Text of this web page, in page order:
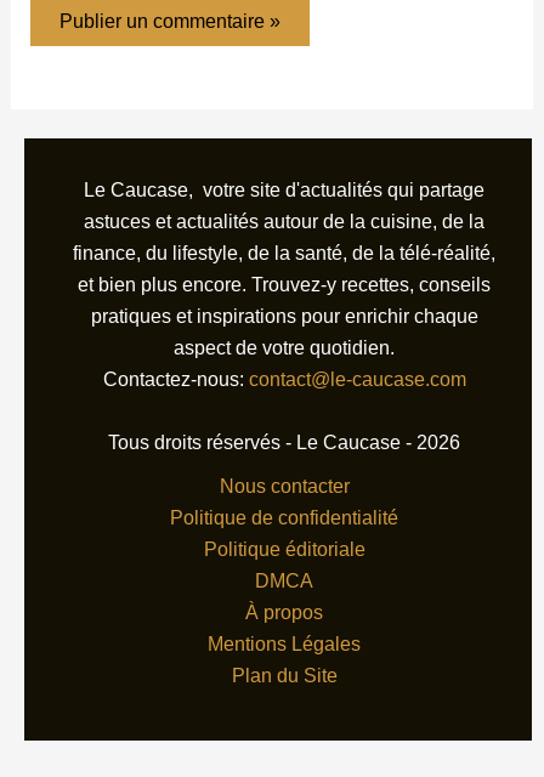
Le Caucase, votre site d'actualités qui partage
astuces et actualités autour de la cuisine, de la
finance, du lifestyle, de la santé, de la télé-réalité,
et bien plus encore. Trouvez-y recettes, conseils
pratiques et inspirations pour enrichir chaque
aspect de votre quotidien.
Contactez-nous: contact@le-caucase.com
Tous droits réservés - Le Caucase - 2026
Nous contacter
Politique de confidentialité
Politique éditoriale
DMCA
À propos
Mentions Légales
Plan du Site